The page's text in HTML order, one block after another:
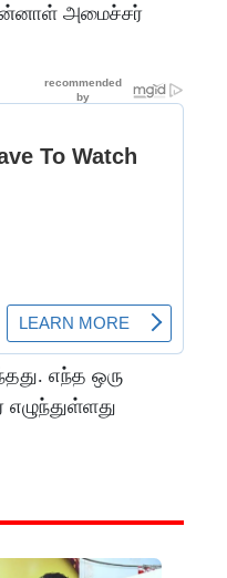
அமைச்சர்
எந்த ஒரு
எழுந்துள்ளது